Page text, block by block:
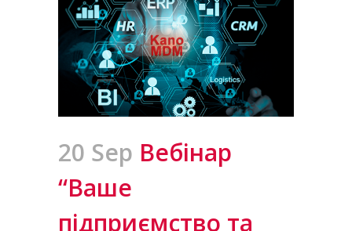
20 Sep Вебінар
“Ваше
підприємство та